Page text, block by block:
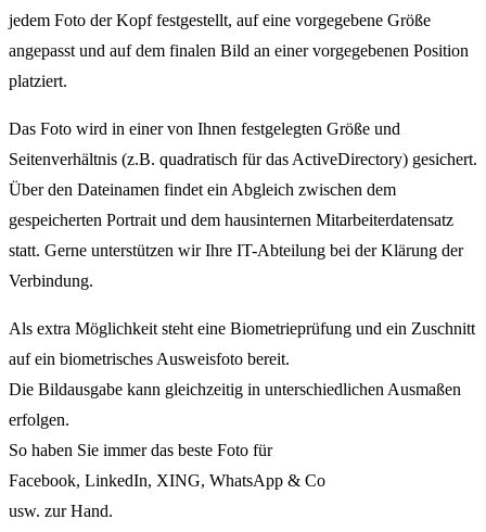
jedem Foto der Kopf festgestellt, auf eine vorgegebene Größe
angepasst und auf dem finalen Bild an einer vorgegebenen Position
platziert.
Das Foto wird in einer von Ihnen festgelegten Größe und
Seitenverhältnis (z.B. quadratisch für das ActiveDirectory) gesichert.
Über den Dateinamen findet ein Abgleich zwischen dem
gespeicherten Portrait und dem hausinternen Mitarbeiterdatensatz
statt. Gerne unterstützen wir Ihre IT-Abteilung bei der Klärung der
Verbindung.
Als extra Möglichkeit steht eine Biometrieprüfung und ein Zuschnitt
auf ein biometrisches Ausweisfoto bereit.
Die Bildausgabe kann gleichzeitig in unterschiedlichen Ausmaßen
erfolgen.
So haben Sie immer das beste Foto für
Facebook, LinkedIn, XING, WhatsApp & Co
usw. zur Hand.